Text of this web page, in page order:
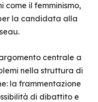
il femminismo,
la candidata alla
centrale a
nella struttura di
la frammentazione
di dibattito e